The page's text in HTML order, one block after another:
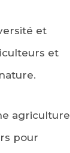
et
et
agriculture
pour